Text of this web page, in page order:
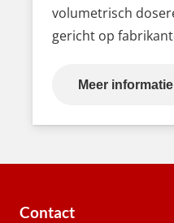
volumetrisch
gericht op
Meer informatie
Contact